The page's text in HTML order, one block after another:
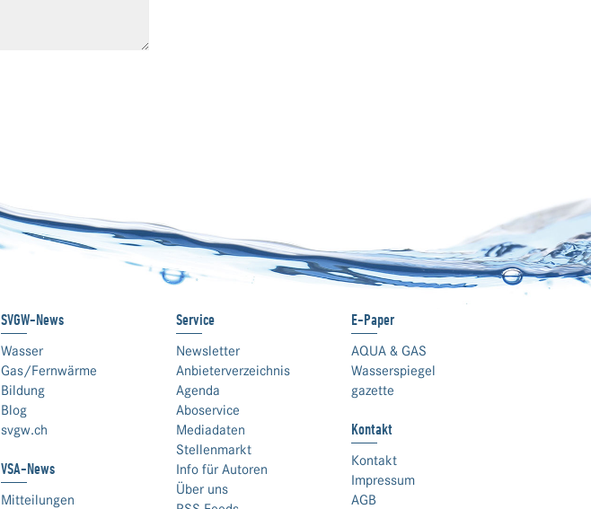
SVGW-News
Wasser
Gas/Fernwärme
Bildung
Blog
svgw.ch
VSA-News
Mitteilungen
Service
Newsletter
Anbieterverzeichnis
Agenda
Aboservice
Mediadaten
Stellenmarkt
Info für Autoren
Über uns
E-Paper
AQUA & GAS
Wasserspiegel
gazette
Kontakt
Kontakt
Impressum
AGB